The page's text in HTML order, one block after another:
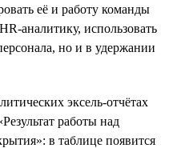
её и работу команды
аналитику, использовать
но и в удержании
эксель-отчётах
работы над
в таблице появится